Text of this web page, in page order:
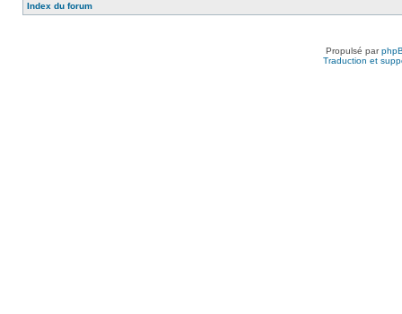
Index du forum
Propulsé par
Traduction et